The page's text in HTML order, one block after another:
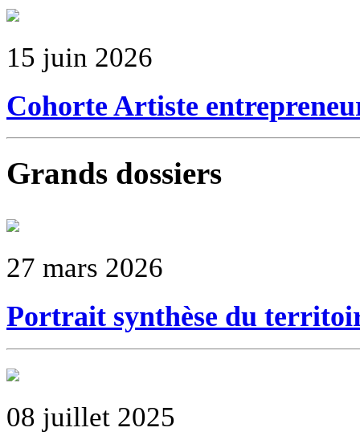
15 juin 2026
Cohorte Artiste
Grands dossiers
27 mars 2026
Portrait synthèse du
08 juillet 2025